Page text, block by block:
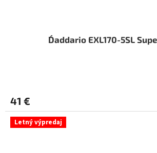
D´addario EXL170-5SL
41 €
Letný výpredaj